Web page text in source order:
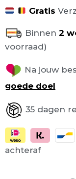
Gratis
Binnen 2
voorraad)
Na jouw
goede doel
35 dagen
achteraf